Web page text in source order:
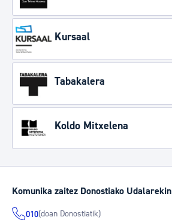
Kursaal
Tabakalera
Koldo Mitxelena
Komunika zaitez Donostiako Udalarekin
010(doan Donostiatik)